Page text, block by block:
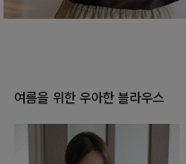
여름을 위한 우아한 블라우스